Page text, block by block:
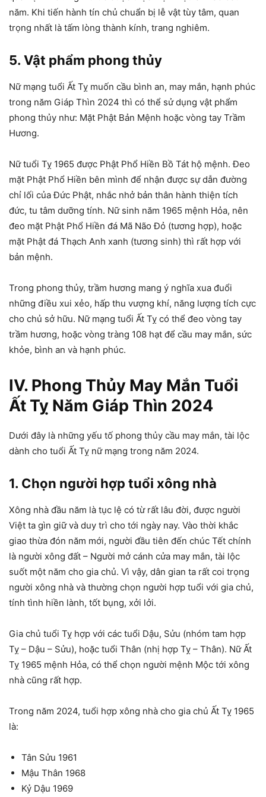
năm. Khi tiến hành tín chủ chuẩn bị lễ vật tùy tâm, quan
trọng nhất là tấm lòng thành kính, trang nghiêm.
5. Vật phẩm phong thủy
Nữ mạng tuổi Ất Tỵ muốn cầu bình an, may mắn, hạnh phúc
trong năm Giáp Thìn 2024 thì có thể sử dụng vật phẩm
phong thủy như: Mặt Phật Bản Mệnh hoặc vòng tay Trầm
Hương.
Nữ tuổi Tỵ 1965 được Phật Phổ Hiền Bồ Tát hộ mệnh. Đeo
mặt Phật Phổ Hiền bên mình để nhận được sự dẫn đường
chỉ lối của Đức Phật, nhắc nhở bản thân hành thiện tích
đức, tu tâm dưỡng tính. Nữ sinh năm 1965 mệnh Hỏa, nên
đeo mặt Phật Phổ Hiền đá Mã Não Đỏ (tương hợp), hoặc
mặt Phật đá Thạch Anh xanh (tương sinh) thì rất hợp với
bản mệnh.
Trong phong thủy, trầm hương mang ý nghĩa xua đuổi
những điều xui xẻo, hấp thu vượng khí, năng lượng tích cực
cho chủ sở hữu. Nữ mạng tuổi Ất Tỵ có thể đeo vòng tay
trầm hương, hoặc vòng tràng 108 hạt để cầu may mắn, sức
khỏe, bình an và hạnh phúc.
IV. Phong Thủy May Mắn Tuổi
Ất Tỵ Năm Giáp Thìn 2024
Dưới đây là những yếu tố phong thủy cầu may mắn, tài lộc
dành cho tuổi Ất Tỵ nữ mạng trong năm 2024.
1. Chọn người hợp tuổi xông nhà
Xông nhà đầu năm là tục lệ có từ rất lâu đời, được người
Việt ta gìn giữ và duy trì cho tới ngày nay. Vào thời khắc
giao thừa đón năm mới, người đầu tiên đến chúc Tết chính
là người xông đất – Người mở cánh cửa may mắn, tài lộc
suốt một năm cho gia chủ. Vì vậy, dân gian ta rất coi trọng
người xông nhà và thường chọn người hợp tuổi với gia chủ,
tính tình hiền lành, tốt bụng, xởi lởi.
Gia chủ tuổi Tỵ hợp với các tuổi Dậu, Sửu (nhóm tam hợp
Tỵ – Dậu – Sửu), hoặc tuổi Thân (nhị hợp Tỵ – Thân). Nữ Ất
Tỵ 1965 mệnh Hỏa, có thể chọn người mệnh Mộc tới xông
nhà cũng rất hợp.
Trong năm 2024, tuổi hợp xông nhà cho gia chủ Ất Tỵ 1965
là:
Tân Sửu 1961
Mậu Thân 1968
Kỷ Dậu 1969